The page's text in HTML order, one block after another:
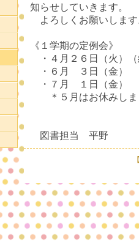
知らせしていきます。
よろしくお願いしま
《１学期の定例会》
・４月２６日（火）（
・６月 ３日（金）
・７月 １日（金）
＊５月はお休みしま
図書担当 平野